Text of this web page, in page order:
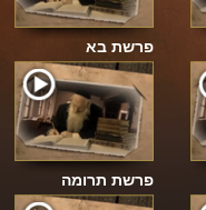
פרשת בא
פרשת תרומה